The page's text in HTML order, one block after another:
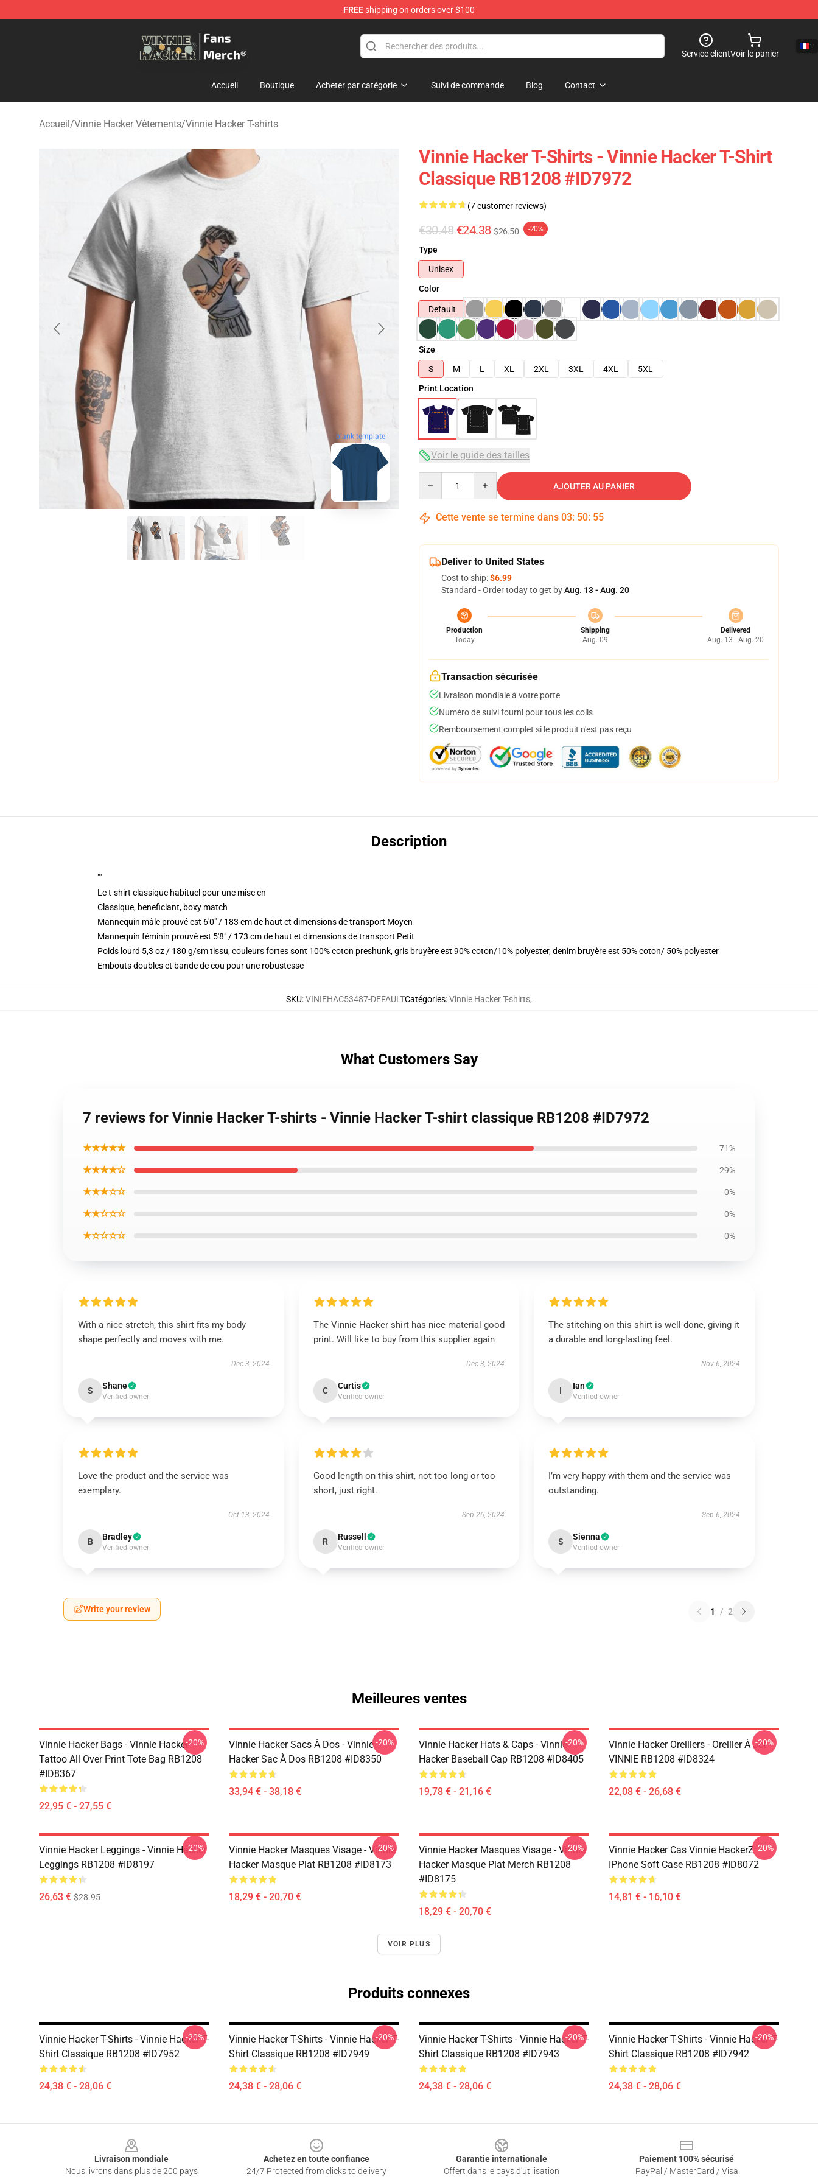
FREEshipping on orders over $100
Service clientVoir le panier
Accueil Boutique Acheter par catégorie Suivi de commande Blog Contact
Accueil/Vinnie Hacker Vêtements/Vinnie Hacker T-shirts
blank template
Vinnie Hacker T-Shirts - Vinnie Hacker T-Shirt
Classique RB1208 #ID7972
(7 customer reviews)
€30.48 €24.38 $26.50 -20%
Type
Unisex
Color
Default
Size
S
M L XL 2XL 3XL 4XL
5XL
Print Location
Voir le guide des tailles
AJOUTER AU PANIER
Cette vente se termine dans 03: 50: 54
Deliver to United States
Cost to ship:$6.99
Standard - Order today to get byAug. 13 - Aug. 20
Production
Today
Shipping
Aug. 09
Delivered
Aug. 13 - Aug. 20
Transaction sécurisée
Livraison mondiale à votre porte
Numéro de suivi fourni pour tous les colis
Remboursement complet si le produit n'est pas reçu
Description
""
Le t-shirt classique habituel pour une mise en
Classique, beneficiant, boxy match
Mannequin mâle prouvé est 6'0" / 183 cm de haut et dimensions de transport Moyen
Mannequin féminin prouvé est 5'8" / 173 cm de haut et dimensions de transport Petit
Poids lourd 5,3 oz / 180 g/sm tissu, couleurs fortes sont 100% coton preshunk, gris bruyère est 90% coton/10% polyester, denim bruyère est 50% coton/ 50% polyester
Embouts doubles et bande de cou pour une robustesse
SKU:VINIEHAC53487-DEFAULTCatégories:Vinnie Hacker T-shirts,
What Customers Say
7 reviews for Vinnie Hacker T-shirts - Vinnie Hacker T-shirt classique RB1208 #ID7972
★★★★★ 71%
★★★★☆ 29%
★★★☆☆ 0%
★★☆☆☆ 0%
★☆☆☆☆ 0%
With a nice stretch, this shirt fits my body
shape perfectly and moves with me.
Dec 3, 2024
S Shane
Verified owner
The Vinnie Hacker shirt has nice material good
print. Will like to buy from this supplier again
Dec 3, 2024
C Curtis
Verified owner
The stitching on this shirt is well-done, giving it
a durable and long-lasting feel.
Nov 6, 2024
I Ian
Verified owner
Love the product and the service was
exemplary.
Oct 13, 2024
B Bradley
Verified owner
Good length on this shirt, not too long or too
short, just right.
Sep 26, 2024
R Russell
Verified owner
I’m very happy with them and the service was
outstanding.
Sep 6, 2024
S Sienna
Verified owner
Write your review 1 / 2
Meilleures ventes
Vinnie Hacker Bags - Vinnie Hacker
Tattoo All Over Print Tote Bag RB1208
#ID8367
22,95 € - 27,55 €
-20%
Vinnie Hacker Sacs À Dos - Vinnie
Hacker Sac À Dos RB1208 #ID8350
33,94 € - 38,18 €
-20%
Vinnie Hacker Hats & Caps - Vinnie
Hacker Baseball Cap RB1208 #ID8405
19,78 € - 21,16 €
-20%
Vinnie Hacker Oreillers - Oreiller À Jet
VINNIE RB1208 #ID8324
22,08 € - 26,68 €
-20%
Vinnie Hacker Leggings - Vinnie Hacker
Leggings RB1208 #ID8197
26,63 € $28.95
-20%
Vinnie Hacker Masques Visage - Vinnie
Hacker Masque Plat RB1208 #ID8173
18,29 € - 20,70 €
-20%
Vinnie Hacker Masques Visage - Vinnie
Hacker Masque Plat Merch RB1208
#ID8175
18,29 € - 20,70 €
-20%
Vinnie Hacker Cas Vinnie HackerZ
IPhone Soft Case RB1208 #ID8072
14,81 € - 16,10 €
-20%
VOIR PLUS
Produits connexes
Vinnie Hacker T-Shirts - Vinnie Hacker T-
Shirt Classique RB1208 #ID7952
24,38 € - 28,06 €
-20%
Vinnie Hacker T-Shirts - Vinnie Hacker T-
Shirt Classique RB1208 #ID7949
24,38 € - 28,06 €
-20%
Vinnie Hacker T-Shirts - Vinnie Hacker T-
Shirt Classique RB1208 #ID7943
24,38 € - 28,06 €
-20%
Vinnie Hacker T-Shirts - Vinnie Hacker T-
Shirt Classique RB1208 #ID7942
24,38 € - 28,06 €
-20%
Livraison mondiale
Nous livrons dans plus de 200 pays
Achetez en toute confiance
24/7 Protected from clicks to delivery
Garantie internationale
Offert dans le pays d'utilisation
Paiement 100% sécurisé
PayPal / MasterCard / Visa